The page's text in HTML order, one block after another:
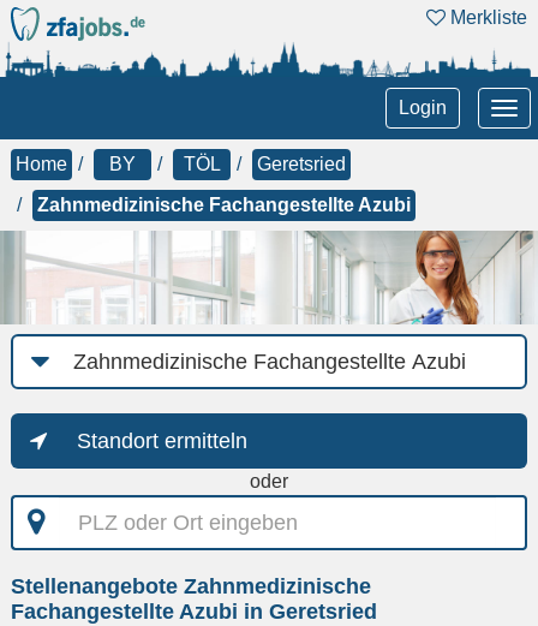
Merkliste
Login
Home BY TÖL
Geretsried
Zahnmedizinische Fachangestellte Azubi
Job-
Kategorie
Standort ermitteln
oder
PLZ
oder
eingeben
Stellenangebote Zahnmedizinische
Fachangestellte Azubi in Geretsried